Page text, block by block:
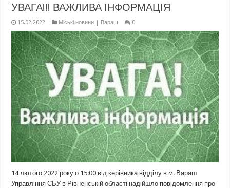
УВАГА!!! ВАЖЛИВА ІНФОРМАЦІЯ
15.02.2022 Міські новини | Вараш 0
14 лютого 2022 року о 15:00 від керівника відділу в м. Вараш
Управління СБУ в Рівненській області надійшло повідомлення про